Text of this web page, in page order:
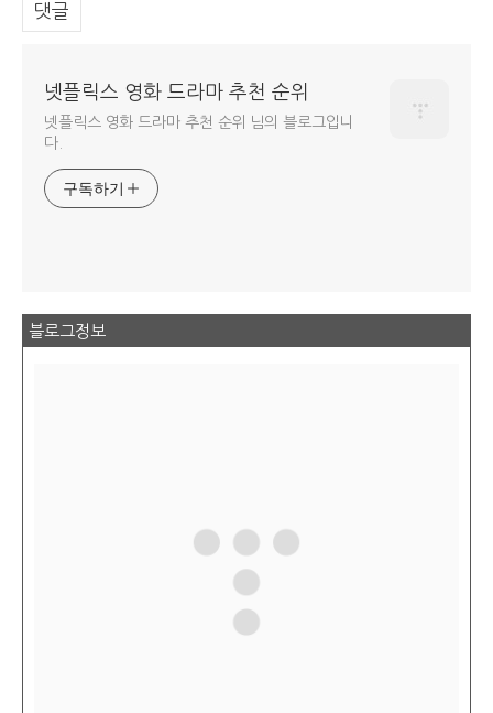
댓글
넷플릭스 영화 드라마 추천 순위
넷플릭스 영화 드라마 추천 순위 님의 블로그입니
다.
구독하기
블로그정보